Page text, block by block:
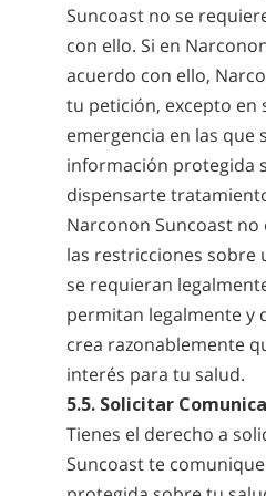
Suncoast no se
con ello. Si en
acuerdo con ello,
tu petición, excepto en
emergencia en las que
información protegida
dispensarte
Narconon Suncoast
las restricciones sobre
se requieran
permitan legalmente y
crea razonablemente
interés para tu salud.
5.5. Solicitar
Tienes el derecho a
Suncoast te